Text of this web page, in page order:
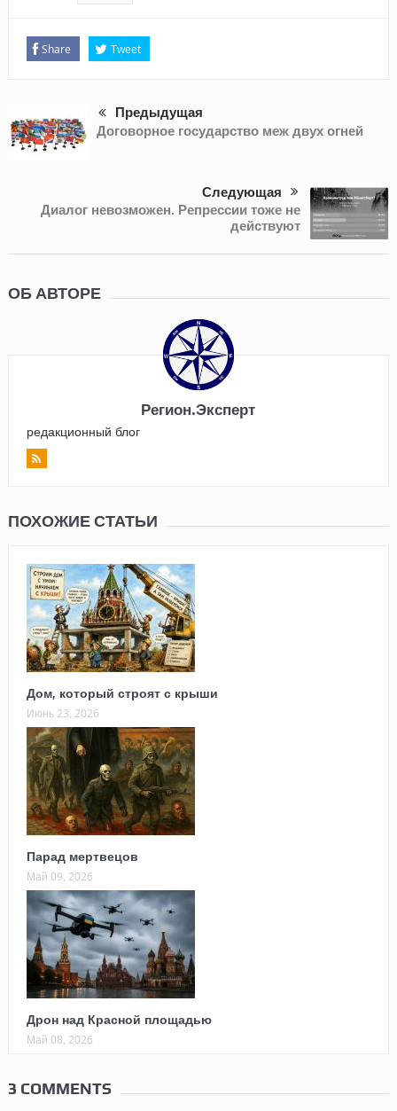
Share Tweet
Предыдущая
Договорное государство меж двух огней
Следующая
Диалог невозможен. Репрессии тоже не
действуют
ОБ АВТОРЕ
Регион.Эксперт
редакционный блог
ПОХОЖИЕ СТАТЬИ
Дом, который строят с крыши
Июнь 23, 2026
Парад мертвецов
Май 09, 2026
Дрон над Красной площадью
Май 08, 2026
3 COMMENTS